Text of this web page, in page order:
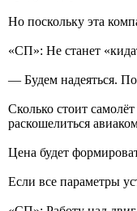
Но поскольку эта
«СП»: Не станет
— Будем надеяться.
Сколько стоит
раскошелиться
Цена будет
Если все параметры